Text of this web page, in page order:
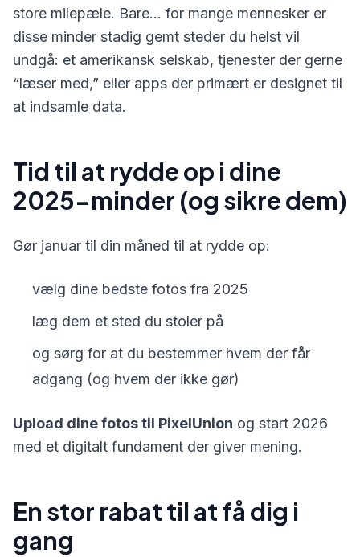
store milepæle. Bare… for mange mennesker er
disse minder stadig gemt steder du helst vil
undgå: et amerikansk selskab, tjenester der gerne
“læser med,” eller apps der primært er designet til
at indsamle data.
Tid til at rydde op i dine
2025-minder (og sikre dem)
Gør januar til din måned til at rydde op:
vælg dine bedste fotos fra 2025
læg dem et sted du stoler på
og sørg for at du bestemmer hvem der får
adgang (og hvem der ikke gør)
Upload dine fotos til PixelUnion og start 2026
med et digitalt fundament der giver mening.
En stor rabat til at få dig i
gang